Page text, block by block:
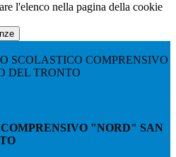
l'elenco nella pagina della cookie
SCOLASTICO COMPRENSIVO
DEL TRONTO
"NORD" SAN